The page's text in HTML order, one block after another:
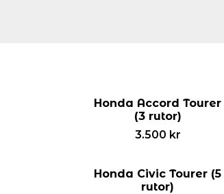
Honda Accord Tourer
(3 rutor)
3.500 kr
Honda Civic Tourer (5
rutor)